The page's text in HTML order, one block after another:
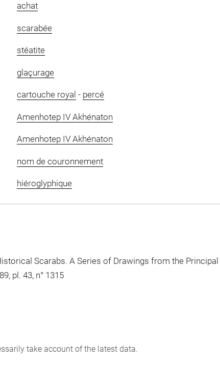
achat
scarabée
stéatite
glaçurage
cartouche royal - percé
Amenhotep IV Akhénaton
Amenhotep IV Akhénaton
nom de couronnement
hiéroglyphique
Scarabs. A Series of Drawings from the
pl. 43, n° 1315
take account of the latest data.